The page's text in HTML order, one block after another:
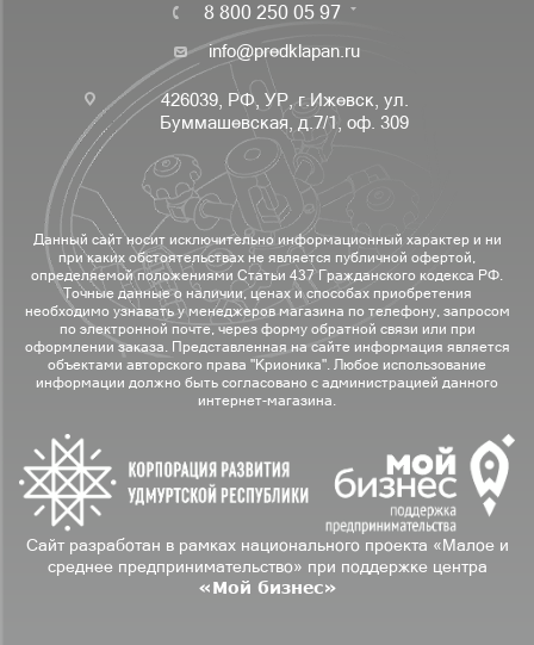
8 800 250 05 97
info@predklapan.ru
426039, РФ, УР, г.Ижевск, ул.
Буммашевская, д.7/1, оф. 309
Данный сайт носит исключительно информационный характер и ни
при каких обстоятельствах не является публичной офертой,
определяемой положениями Статьи 437 Гражданского кодекса РФ.
Точные данные о наличии, ценах и способах приобретения
необходимо узнавать у менеджеров магазина по телефону, запросом
по электронной почте, через форму обратной связи или при
оформлении заказа. Представленная на сайте информация является
объектами авторского права "Крионика". Любое использование
информации должно быть согласовано с администрацией данного
интернет-магазина.
Сайт разработан в рамках национального проекта «Малое и
среднее предпринимательство» при поддержке центра
«Мой бизнес»